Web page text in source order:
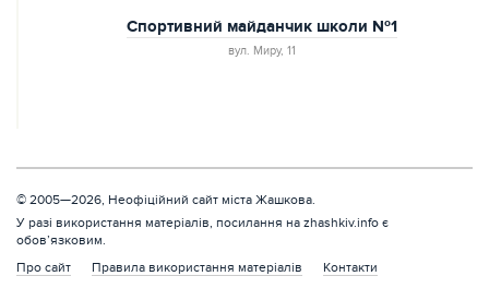
Спортивний майданчик школи №1
вул. Миру, 11
© 2005—2026, Неофіційний сайт міста Жашкова.
У разі використання матеріалів, посилання на zhashkiv.info є
обов’язковим.
Про сайт
Правила використання матеріалів Контакти